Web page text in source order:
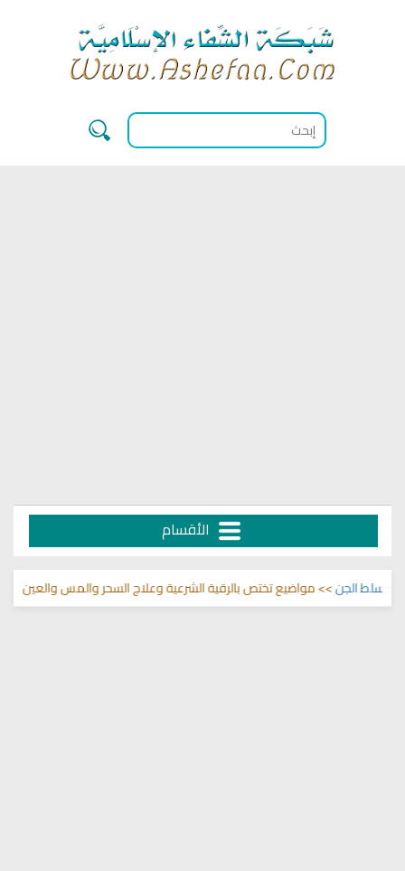
الأقسام
الجن>> مواضيع تختص بالرقية الشرعية وعلاج السحر والمس والعين 🌾